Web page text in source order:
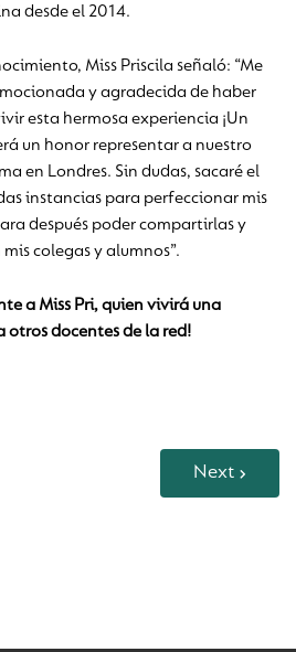
desde el 2014.
Miss Priscila señaló: “Me
y agradecida de haber
esta hermosa experiencia ¡Un
un honor representar a nuestro
en Londres. Sin dudas, sacaré el
instancias para perfeccionar mis
después poder compartirlas y
colegas y alumnos”.
a Miss Pri, quien vivirá una
otros docentes de la red!
Next